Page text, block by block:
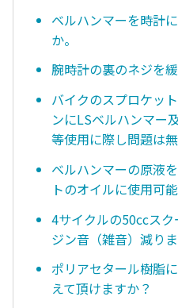
ベルハンマーを時計
か。
腕時計の裏のネジを
バイクのスプロケッ
ンにLSベルハンマー
等使用に際し問題は
ベルハンマーの原液
トのオイルに使用可
4サイクルの50ccス
ジン音（雑音）減り
ポリアセタール樹脂
えて頂けますか？